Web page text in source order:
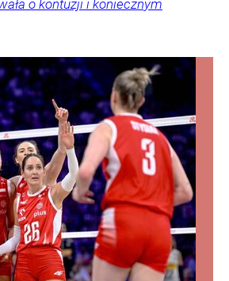
o kontuzji i koniecznym